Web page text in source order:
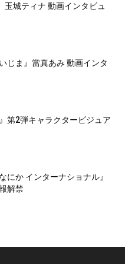
玉城ティナ 動画インタビュ
じま』當真あみ 動画インタ
第2弾キャラクタービジュア
にか インターナショナル』
解禁